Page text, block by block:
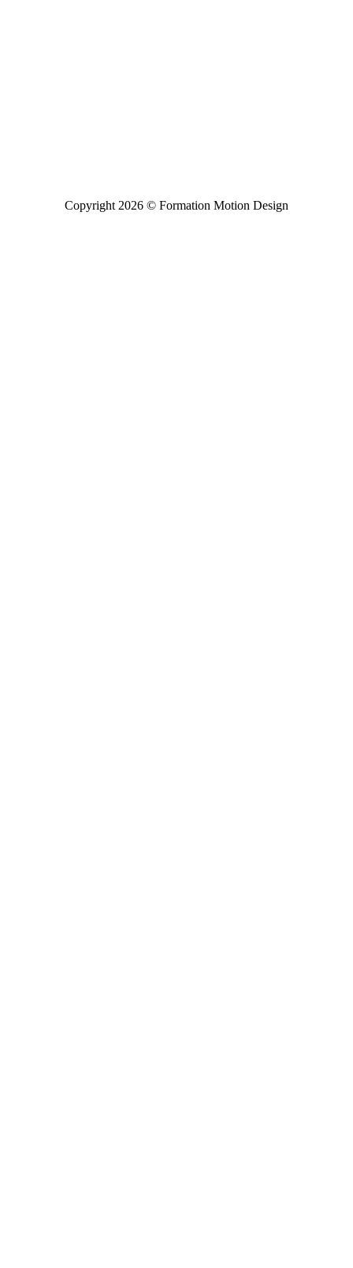
Copyright 2026 © Formation Motion Design